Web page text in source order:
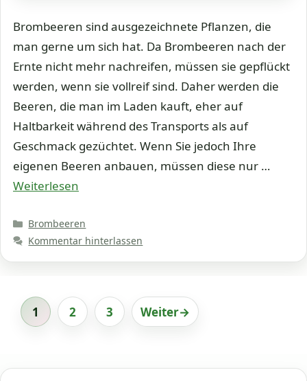
Brombeeren sind ausgezeichnete Pflanzen, die
man gerne um sich hat. Da Brombeeren nach der
Ernte nicht mehr nachreifen, müssen sie gepflückt
werden, wenn sie vollreif sind. Daher werden die
Beeren, die man im Laden kauft, eher auf
Haltbarkeit während des Transports als auf
Geschmack gezüchtet. Wenn Sie jedoch Ihre
eigenen Beeren anbauen, müssen diese nur …
Weiterlesen
Kategorien
Brombeeren
Kommentar hinterlassen
Seite
1 Seite
2 Seite
3 Weiter→